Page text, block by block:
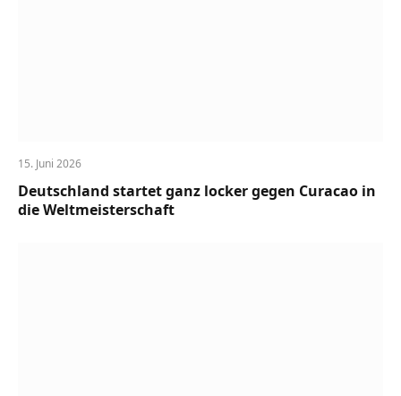
15. Juni 2026
Deutschland startet ganz locker gegen Curacao in
die Weltmeisterschaft